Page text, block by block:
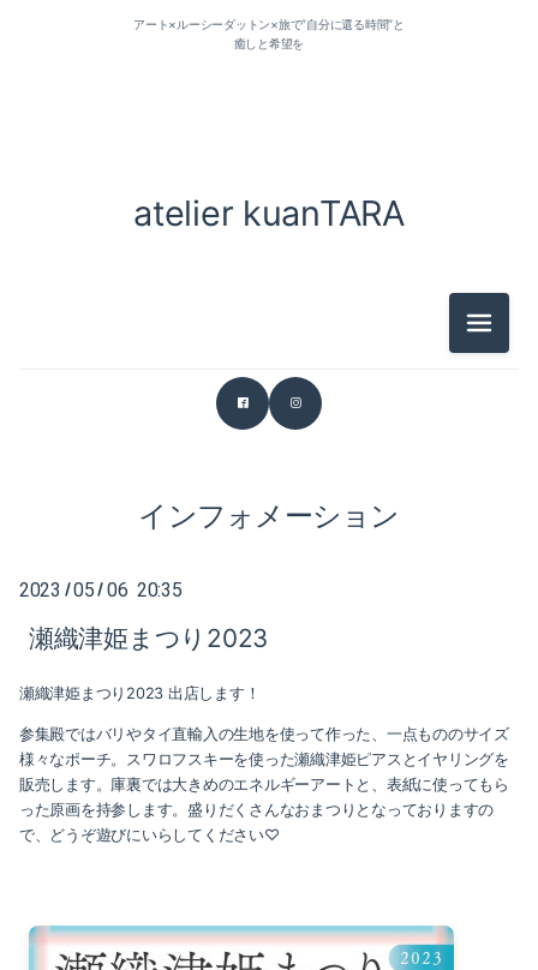
2025-03（2）
2024-11（2）
2024-02（2）
2024-01（1）
2023-08（3）
atelier kuanTARA
アート×ルーシーダットン×旅で”自分に還る時間”と
癒しと希望を
2026-06（1）
2026-01（1）
2024-12（1）
2024-11（2）
2024-08（1）
メニュ
インフォメーション
2023 /05 / 06 20:35
瀬織津姫まつり2023
瀬織津姫まつり2023 出店します！
参集殿ではバリやタイ直輸入の生地を使って作った、一点もののサイズ
様々なポーチ。スワロフスキーを使った瀬織津姫ピアスとイヤリングを
販売します。庫裏では大きめのエネルギーアートと、表紙に使ってもら
った原画を持参します。盛りだくさんなおまつりとなっておりますの
で、どうぞ遊びにいらしてください♡